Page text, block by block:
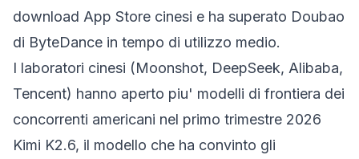
download App Store cinesi e ha superato Doubao
di ByteDance in tempo di utilizzo medio.
I laboratori cinesi (Moonshot, DeepSeek, Alibaba,
Tencent) hanno aperto piu' modelli di frontiera dei
concorrenti americani nel primo trimestre 2026
Kimi K2.6, il modello che ha convinto gli